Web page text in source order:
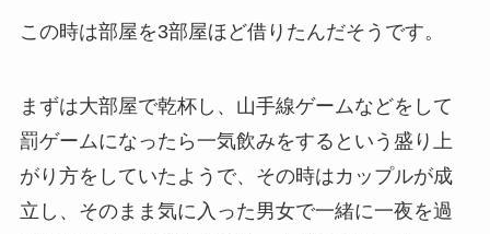
この時は部屋を3部屋ほど借りたんだそうです。
まずは大部屋で乾杯し、山手線ゲームなどをして
罰ゲームになったら一気飲みをするという盛り上
がり方をしていたようで、その時はカップルが成
立し、そのまま気に入った男女で一緒に一夜を過